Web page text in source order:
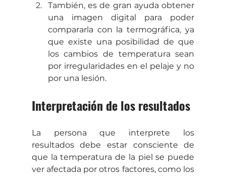
También, es de gran ayuda obtener
una imagen digital para poder
compararla con la termográfica, ya
que existe una posibilidad de que
los cambios de temperatura sean
por irregularidades en el pelaje y no
por una lesión.
Interpretación de los resultados
La persona que interprete los
resultados debe estar consciente de
que la temperatura de la piel se puede
ver afectada por otros factores, como los